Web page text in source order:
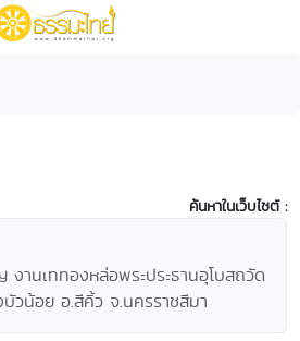
ค้นหาในเว็บไซต์ :
านเททองหล่อพระประธานอุโบสถวัด
วน้อย อ.สีคิ้ว จ.นครราชสีมา